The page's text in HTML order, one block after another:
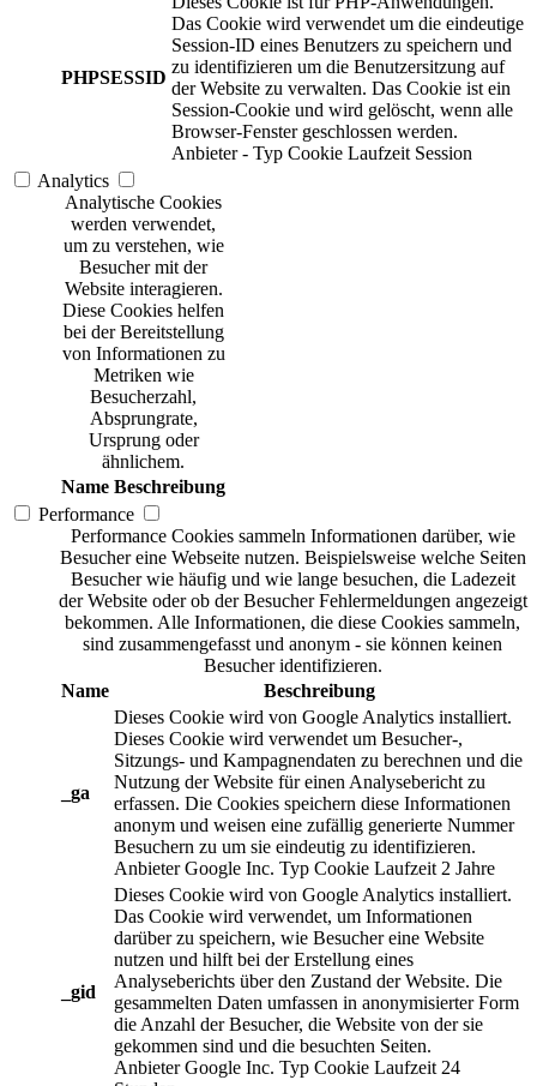
PHPSESSID
Das Cookie wird verwendet um die eindeutige
Session-ID eines Benutzers zu speichern und
zu identifizieren um die Benutzersitzung auf
der Website zu verwalten. Das Cookie ist ein
Session-Cookie und wird gelöscht, wenn alle
Browser-Fenster geschlossen werden.
Anbieter - Typ Cookie Laufzeit Session
Analytics
Analytische Cookies
werden verwendet,
um zu verstehen, wie
Besucher mit der
Website interagieren.
Diese Cookies helfen
bei der Bereitstellung
von Informationen zu
Metriken wie
Besucherzahl,
Absprungrate,
Ursprung oder
ähnlichem.
Name Beschreibung
Performance
Performance Cookies sammeln Informationen darüber, wie
Besucher eine Webseite nutzen. Beispielsweise welche Seiten
Besucher wie häufig und wie lange besuchen, die Ladezeit
der Website oder ob der Besucher Fehlermeldungen angezeigt
bekommen. Alle Informationen, die diese Cookies sammeln,
sind zusammengefasst und anonym - sie können keinen
Besucher identifizieren.
Name
Beschreibung
_ga
Dieses Cookie wird von Google Analytics installiert.
Dieses Cookie wird verwendet um Besucher-,
Sitzungs- und Kampagnendaten zu berechnen und die
Nutzung der Website für einen Analysebericht zu
erfassen. Die Cookies speichern diese Informationen
anonym und weisen eine zufällig generierte Nummer
Besuchern zu um sie eindeutig zu identifizieren.
Anbieter Google Inc. Typ Cookie Laufzeit 2 Jahre
_gid
Dieses Cookie wird von Google Analytics installiert.
Das Cookie wird verwendet, um Informationen
darüber zu speichern, wie Besucher eine Website
nutzen und hilft bei der Erstellung eines
Analyseberichts über den Zustand der Website. Die
gesammelten Daten umfassen in anonymisierter Form
die Anzahl der Besucher, die Website von der sie
gekommen sind und die besuchten Seiten.
Anbieter Google Inc. Typ Cookie Laufzeit 24